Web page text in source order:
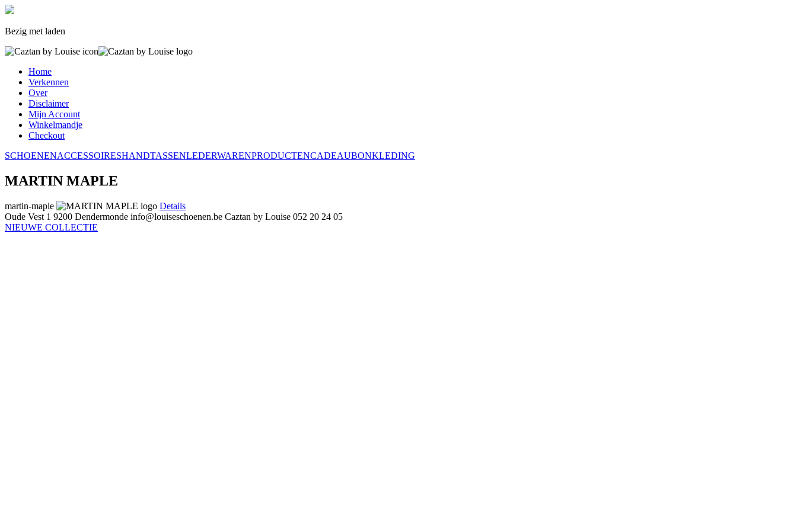
Bezig met laden
Home
Verkennen
Over
Disclaimer
Mijn Account
Winkelmandje
Checkout
SCHOENENACCESSOIRESHANDTASSENLEDERWARENPRODUCTENCADEAUBONKLEDING
MARTIN MAPLE
martin-maple
Details
Oude Vest 1 9200 Dendermonde info@louiseschoenen.be Caztan by Louise 052 20 24 05
NIEUWE COLLECTIE